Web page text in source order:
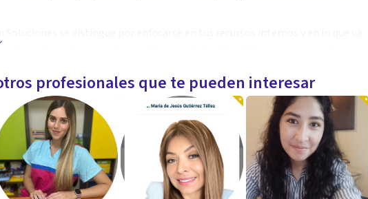
de inmediato, ayudándote a romper el ciclo de procrastinación y avanzar
juicios y con la certeza de que tú tienes la capacidad de crear el cambio que
paso hacia una vida más activa y productiva, dejando atrás el
al máximo tu potencial.
profesionales que te pueden interesar